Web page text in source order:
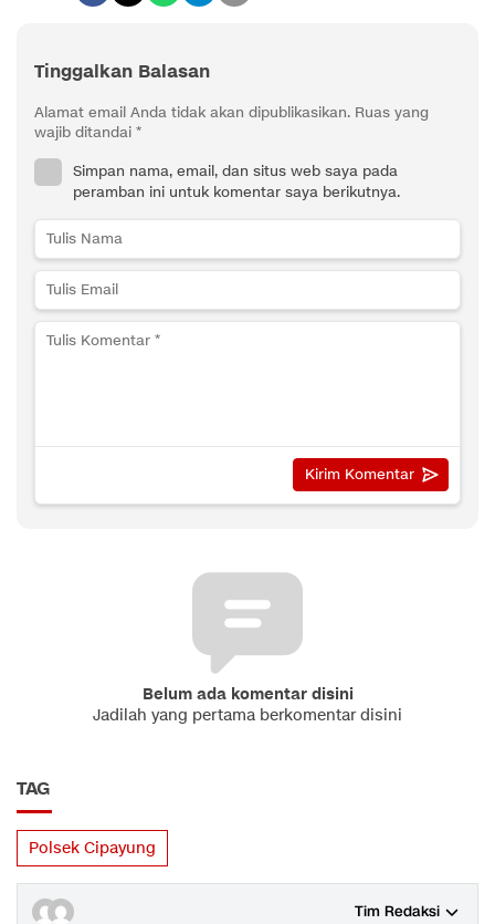
Tinggalkan Balasan
Alamat email Anda tidak akan dipublikasikan. Ruas yang
wajib ditandai *
Simpan nama, email, dan situs web saya pada
peramban ini untuk komentar saya berikutnya.
Belum ada komentar disini
Jadilah yang pertama berkomentar disini
TAG
Polsek Cipayung
Tim Redaksi